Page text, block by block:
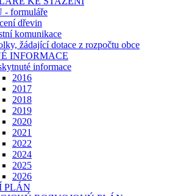
- formuláře
dřevin
komunikace
žádající dotace z rozpočtu obce
INFORMACE
informace
2016
2017
2018
2019
2020
2021
2022
2024
2025
2026
PLÁN